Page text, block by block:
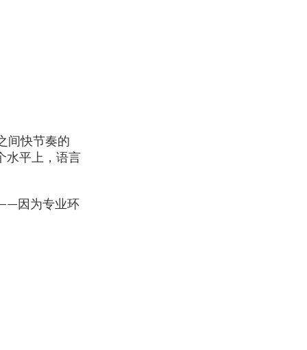
间快节奏的
水平上，语言
因为专业环